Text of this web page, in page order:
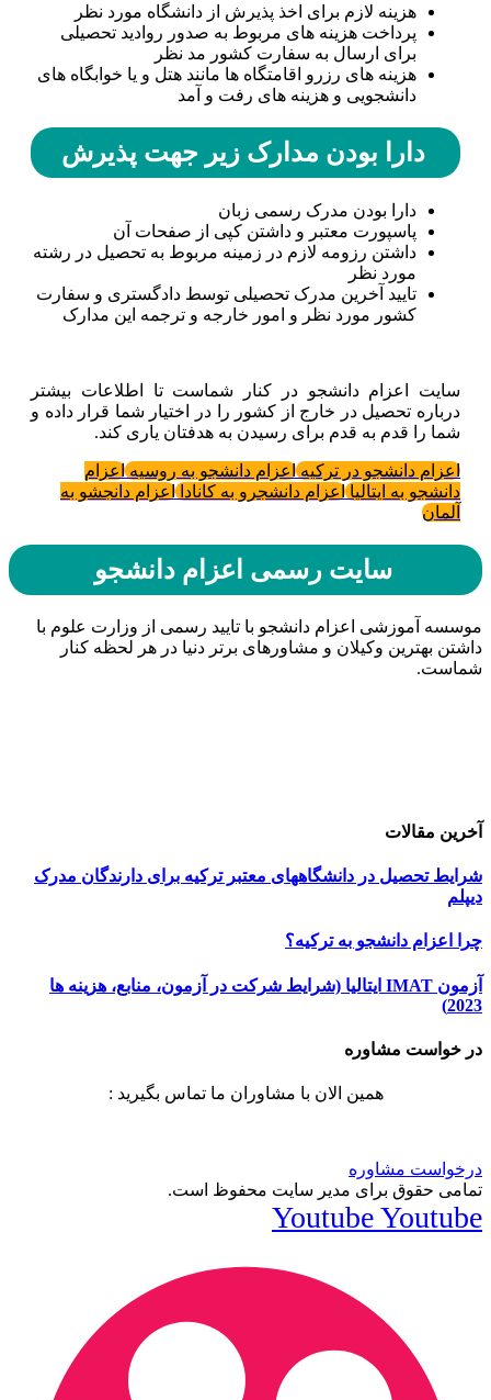
هزینه لازم برای اخذ پذیرش از دانشگاه مورد نظر
پرداخت هزینه های مربوط به صدور روادید تحصیلی
برای ارسال به سفارت کشور مد نظر
هزینه های رزرو اقامتگاه ها مانند هتل و یا خوابگاه های
دانشجویی و هزینه های رفت و آمد
دارا بودن مدارک زیر جهت پذیرش
دارا بودن مدرک رسمی زبان
پاسپورت معتبر و داشتن کپی از صفحات آن
داشتن رزومه لازم در زمینه مربوط به تحصیل در رشته
مورد نظر
تایید آخرین مدرک تحصیلی توسط دادگستری و سفارت
کشور مورد نظر و امور خارجه و ترجمه این مدارک
سایت اعزام دانشجو در کنار شماست تا اطلاعات بیشتر
درباره تحصیل در خارج از کشور را در اختیار شما قرار داده و
شما را قدم به قدم برای رسیدن به هدفتان یاری کند.
اعزام دانشجو در ترکیه اعزام دانشجو به روسیه اعزام
دانشجو به ایتالیا اعزام دانشجرو به کانادا اعزام دانجشو به
آلمان
سایت رسمی اعزام دانشجو
موسسه آموزشی اعزام دانشجو با تایید رسمی از وزارت علوم با
داشتن بهترین وکیلان و مشاورهای برتر دنیا در هر لحظه کنار
شماست.
آخرین مقالات
شرایط تحصیل در دانشگاههای معتبر ترکیه برای دارندگان مدرک
دیپلم
چرا اعزام دانشجو به ترکیه؟
آزمون IMAT ایتالیا (شرایط شرکت در آزمون، منابع، هزینه ها
2023)
در خواست مشاوره
همین الان با مشاوران ما تماس بگیرید :
درخواست مشاوره
تمامی حقوق برای مدیر سایت محفوظ است.
YoutubeYoutube